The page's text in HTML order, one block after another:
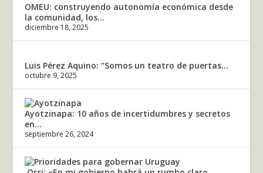
OMEU: construyendo autonomía económica desde
la comunidad, los...
diciembre 18, 2025
Luis Pérez Aquino: “Somos un teatro de puertas...
octubre 9, 2025
Ayotzinapa: 10 años de incertidumbres y secretos
en...
septiembre 26, 2024